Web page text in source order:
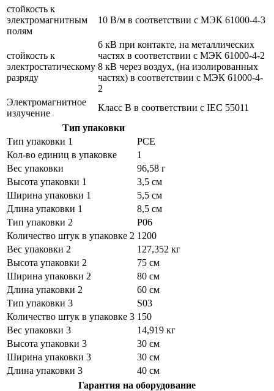
стойкость к
электромагнитным
полям
10 В/м в соответствии с МЭК 61000-4-3
стойкость к
электростатическому
разряду
6 кВ при контакте, на металлических
частях в соответствии с МЭК 61000-4-2
8 кВ через воздух, (на изолированных
частях) в соответствии с МЭК 61000-4-
2
Электромагнитное
излучение
Класс B в соответствии с IEC 55011
Тип упаковки
Тип упаковки 1
PCE
Кол-во единиц в упаковке
1
Вес упаковки
96,58 г
Высота упаковки 1
3,5 см
Ширина упаковки 1
5,5 см
Длина упаковки 1
8,5 см
Тип упаковки 2
P06
Количество штук в упаковке 2 1200
Вес упаковки 2
127,352 кг
Высота упаковки 2
75 см
Ширина упаковки 2
80 см
Длина упаковки 2
60 см
Тип упаковки 3
S03
Количество штук в упаковке 3 150
Вес упаковки 3
14,919 кг
Высота упаковки 3
30 см
Ширина упаковки 3
30 см
Длина упаковки 3
40 см
Гарантия на оборудование